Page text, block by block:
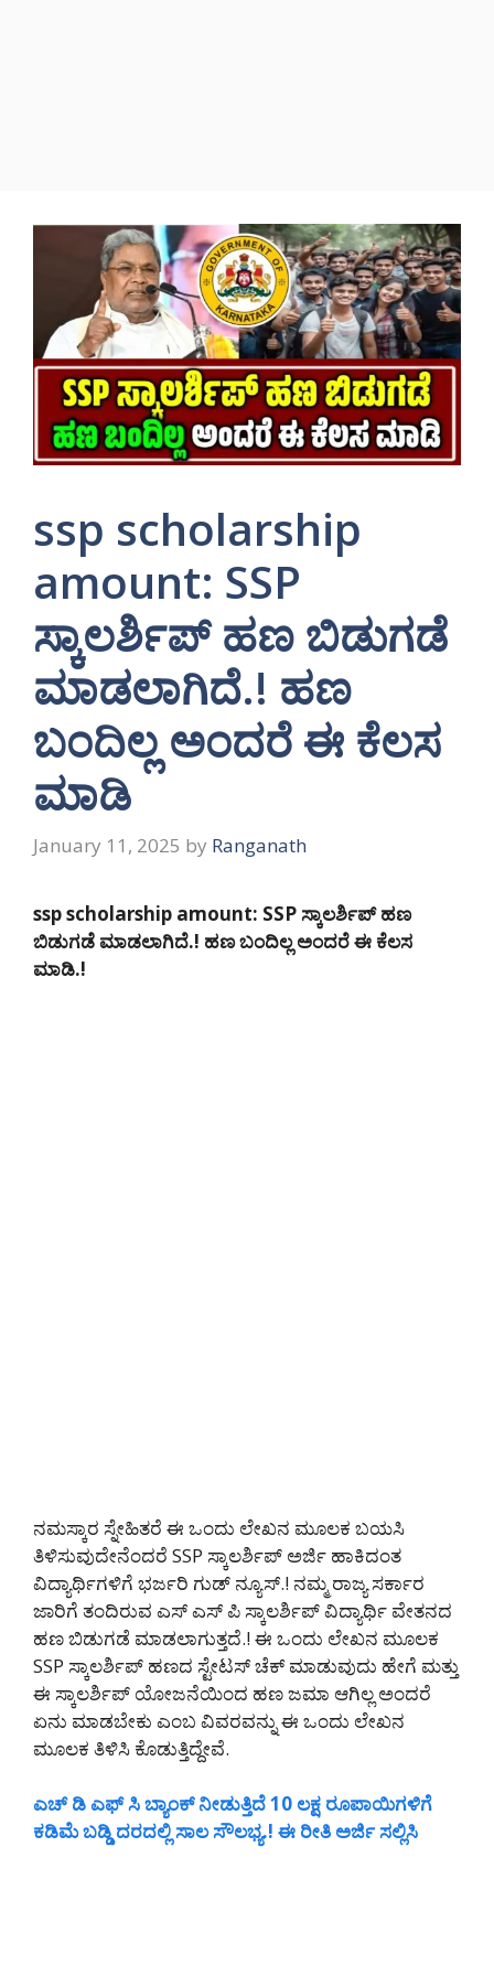
ssp scholarship
amount: SSP
ಸ್ಕಾಲರ್ಶಿಪ್ ಹಣ ಬಿಡುಗಡೆ
ಮಾಡಲಾಗಿದೆ.! ಹಣ
ಬಂದಿಲ್ಲ ಅಂದರೆ ಈ ಕೆಲಸ
ಮಾಡಿ
January 11, 2025 by Ranganath
ssp scholarship amount: SSP ಸ್ಕಾಲರ್ಶಿಪ್ ಹಣ
ಬಿಡುಗಡೆ ಮಾಡಲಾಗಿದೆ.! ಹಣ ಬಂದಿಲ್ಲ ಅಂದರೆ ಈ ಕೆಲಸ
ಮಾಡಿ.!
ನಮಸ್ಕಾರ ಸ್ನೇಹಿತರೆ ಈ ಒಂದು ಲೇಖನ ಮೂಲಕ ಬಯಸಿ
ತಿಳಿಸುವುದೇನೆಂದರೆ SSP ಸ್ಕಾಲರ್ಶಿಪ್ ಅರ್ಜಿ ಹಾಕಿದಂತ
ವಿದ್ಯಾರ್ಥಿಗಳಿಗೆ ಭರ್ಜರಿ ಗುಡ್ ನ್ಯೂಸ್.! ನಮ್ಮ ರಾಜ್ಯ ಸರ್ಕಾರ
ಜಾರಿಗೆ ತಂದಿರುವ ಎಸ್ ಎಸ್ ಪಿ ಸ್ಕಾಲರ್ಶಿಪ್ ವಿದ್ಯಾರ್ಥಿ ವೇತನದ
ಹಣ ಬಿಡುಗಡೆ ಮಾಡಲಾಗುತ್ತದೆ.! ಈ ಒಂದು ಲೇಖನ ಮೂಲಕ
SSP ಸ್ಕಾಲರ್ಶಿಪ್ ಹಣದ ಸ್ಟೇಟಸ್ ಚೆಕ್ ಮಾಡುವುದು ಹೇಗೆ ಮತ್ತು
ಈ ಸ್ಕಾಲರ್ಶಿಪ್ ಯೋಜನೆಯಿಂದ ಹಣ ಜಮಾ ಆಗಿಲ್ಲ ಅಂದರೆ
ಏನು ಮಾಡಬೇಕು ಎಂಬ ವಿವರವನ್ನು ಈ ಒಂದು ಲೇಖನ
ಮೂಲಕ ತಿಳಿಸಿ ಕೊಡುತ್ತಿದ್ದೇವೆ.
ಎಚ್ ಡಿ ಎಫ್ ಸಿ ಬ್ಯಾಂಕ್ ನೀಡುತ್ತಿದೆ 10 ಲಕ್ಷ ರೂಪಾಯಿಗಳಿಗೆ
ಕಡಿಮೆ ಬಡ್ಡಿ ದರದಲ್ಲಿ ಸಾಲ ಸೌಲಭ್ಯ.! ಈ ರೀತಿ ಅರ್ಜಿ ಸಲ್ಲಿಸಿ